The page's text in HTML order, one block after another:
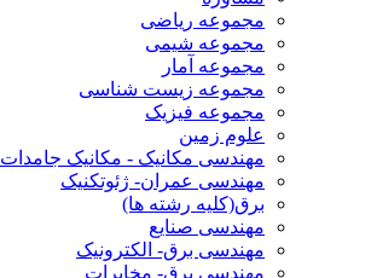
مجموعه ریاضی
مجموعه شیمی
مجموعه آمار
مجموعه زیست شناسی
مجموعه فیزیک
علوم زمین
مهندسی مکانیک - مکانیک جامدات
مهندسی عمران- ژئوتکنیک
برق(کلیه رشته ها)
مهندسی صنایع
مهندسی برق- الکترونیک
مهندسی برق- مخابرات